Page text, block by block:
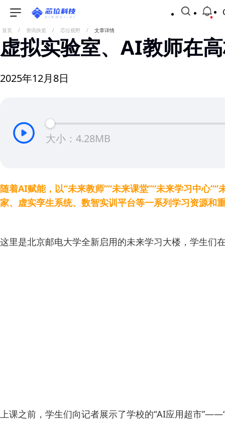
首页 / 资讯快览 / 芯位视野 / 文章详情
虚拟实验室、AI教师在
2025年12月8日
大小：4.28MB
随着AI赋能，以“未来教师”“未来课堂”“未来学习中心
家、虚实孪生系统、数智实训平台等一系列学习资源和
这里是北京邮电大学全新启用的未来学习大楼，学生们
上课之前，学生们向记者展示了学校的“AI应用超市